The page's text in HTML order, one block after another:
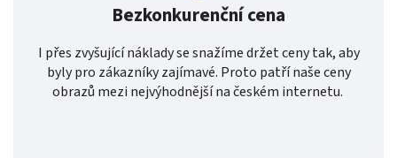
Bezkonkurenční cena
I přes zvyšující náklady se snažíme držet ceny tak, aby
byly pro zákazníky zajímavé. Proto patří naše ceny
obrazů mezi nejvýhodnější na českém internetu.